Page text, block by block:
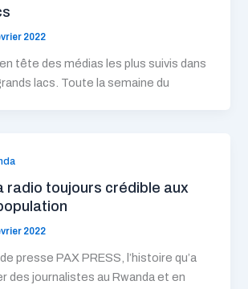
2022
tête des médias les plus suivis dans
lacs. Toute la semaine du
radio toujours crédible aux
2022
presse PAX PRESS, l’histoire qu’a
des journalistes au Rwanda et en